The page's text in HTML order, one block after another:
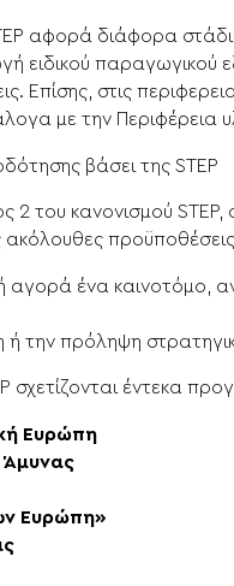
αφορά διάφορα
ειδικού παραγωγικού
Επίσης, στις
με την Περιφέρεια
βάσει της STEP
κανονισμού STEP,
ένα καινοτόμο,
ή την πρόληψη
σχετίζονται έντεκα
Ευρώπη
Άμυνας
Ευρώπη»